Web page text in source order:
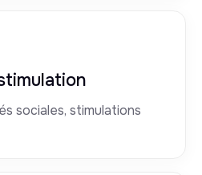
sociales, stimulations